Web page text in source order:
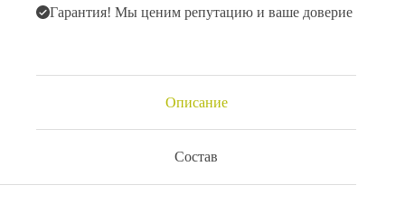
Гарантия! Мы ценим репутацию и ваше доверие
Описание
Состав